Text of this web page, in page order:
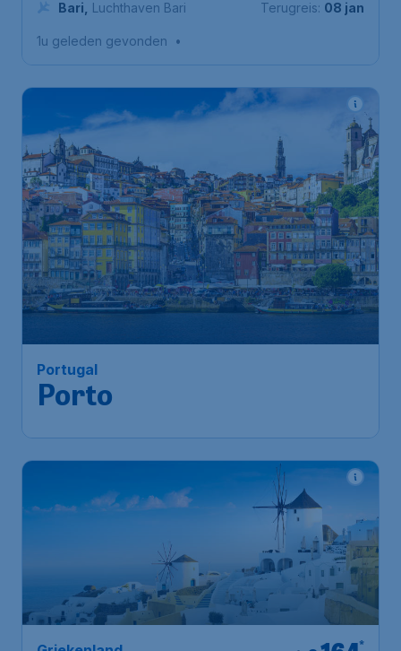
Bari Luchthaven Bari
Terugreis: 08 jan
1u geleden gevonden •
Portugal
Porto
*